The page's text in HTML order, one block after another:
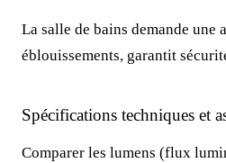
La salle de bains demande
éblouissements, garantit
Spécifications techniques et
Comparer les lumens (flux